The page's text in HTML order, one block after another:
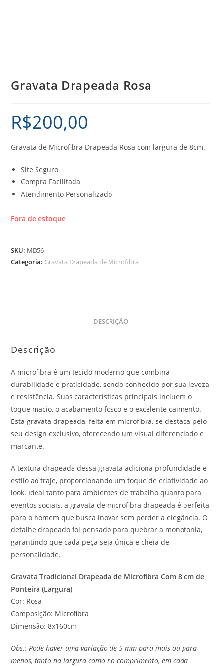
Gravata Drapeada Rosa
R$200,00
Gravata de Microfibra Drapeada Rosa com largura de 8cm.
Site Seguro
Compra Facilitada
Atendimento Personalizado
Fora de estoque
SKU: MD56
Categoria: Gravata Drapeada de Microfibra
DESCRIÇÃO
Descrição
A microfibra é um tecido moderno que combina
durabilidade e praticidade, sendo conhecido por sua leveza
e resistência. Suas características principais incluem o
toque macio, o acabamento fosco e o excelente caimento.
Esta gravata drapeada, feita em microfibra, se destaca pelo
seu design exclusivo, oferecendo um visual diferenciado e
marcante.
A textura drapeada dessa gravata adiciona profundidade e
estilo ao traje, proporcionando um toque de criatividade ao
look. Ideal tanto para ambientes de trabalho quanto para
eventos sociais, a gravata de microfibra drapeada é perfeita
para o homem que busca inovar sem perder a elegância. O
detalhe drapeado foi pensado para quebrar a monotonia,
garantindo que cada peça seja única e cheia de
personalidade.
Gravata Tradicional Drapeada de Microfibra Com 8 cm de
Ponteira (Largura)
Cor: Rosa
Composição: Microfibra
Dimensão: 8x160cm
Obs.: Pode haver uma variação de 5 mm para mais ou para
menos, tanto na largura como no comprimento, em cada